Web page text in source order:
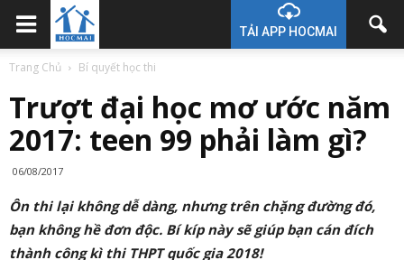
TẢI APP HOCMAI
Trang Chủ Bí quyết học thi
Trượt đại học mơ ước năm
2017: teen 99 phải làm gì?
06/08/2017
Ôn thi lại không dễ dàng, nhưng trên chặng đường đó,
bạn không hề đơn độc. Bí kíp này sẽ giúp bạn cán đích
thành công kì thi THPT quốc gia 2018!